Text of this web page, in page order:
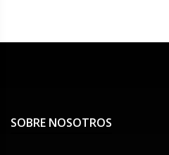
SOBRE NOSOTROS